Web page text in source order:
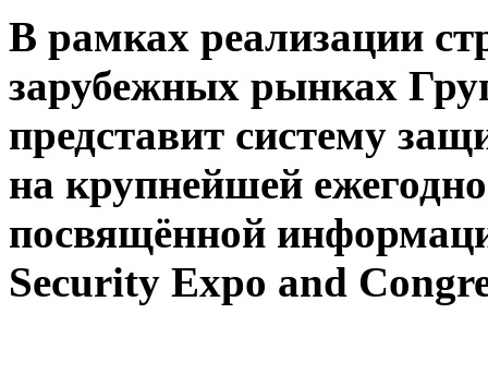
В рамках реализации
зарубежных рынках
представит систему
на крупнейшей
посвящённой
Security Expo and